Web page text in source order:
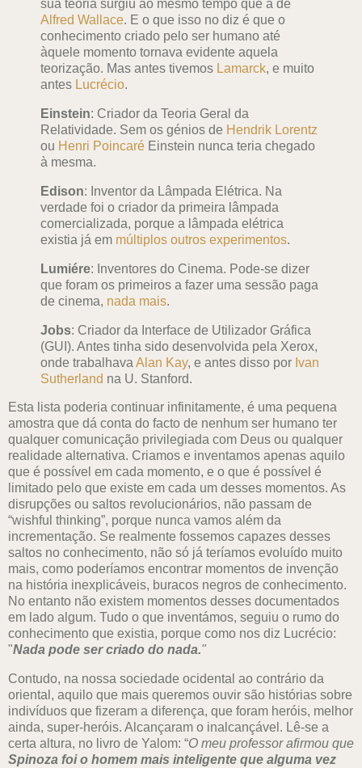
sua teoria surgiu ao mesmo tempo que a de
Alfred Wallace. E o que isso no diz é que o
conhecimento criado pelo ser humano até
àquele momento tornava evidente aquela
teorização. Mas antes tivemos Lamarck, e muito
antes Lucrécio.
Einstein: Criador da Teoria Geral da
Relatividade. Sem os génios de Hendrik Lorentz
ou Henri Poincaré Einstein nunca teria chegado
à mesma.
Edison: Inventor da Lâmpada Elétrica. Na
verdade foi o criador da primeira lâmpada
comercializada, porque a lâmpada elétrica
existia já em múltiplos outros experimentos.
Lumiére: Inventores do Cinema. Pode-se dizer
que foram os primeiros a fazer uma sessão paga
de cinema, nada mais.
Jobs: Criador da Interface de Utilizador Gráfica
(GUI). Antes tinha sido desenvolvida pela Xerox,
onde trabalhava Alan Kay, e antes disso por Ivan
Sutherland na U. Stanford.
Esta lista poderia continuar infinitamente, é uma pequena
amostra que dá conta do facto de nenhum ser humano ter
qualquer comunicação privilegiada com Deus ou qualquer
realidade alternativa. Criamos e inventamos apenas aquilo
que é possível em cada momento, e o que é possível é
limitado pelo que existe em cada um desses momentos. As
disrupções ou saltos revolucionários, não passam de
“wishful thinking”, porque nunca vamos além da
incrementação. Se realmente fossemos capazes desses
saltos no conhecimento, não só já teríamos evoluído muito
mais, como poderíamos encontrar momentos de invenção
na história inexplicáveis, buracos negros de conhecimento.
No entanto não existem momentos desses documentados
em lado algum. Tudo o que inventámos, seguiu o rumo do
conhecimento que existia, porque como nos diz Lucrécio:
"Nada pode ser criado do nada."
Contudo, na nossa sociedade ocidental ao contrário da
oriental, aquilo que mais queremos ouvir são histórias sobre
indivíduos que fizeram a diferença, que foram heróis, melhor
ainda, super-heróis. Alcançaram o inalcançável. Lê-se a
certa altura, no livro de Yalom: “O meu professor afirmou que
Spinoza foi o homem mais inteligente que alguma vez